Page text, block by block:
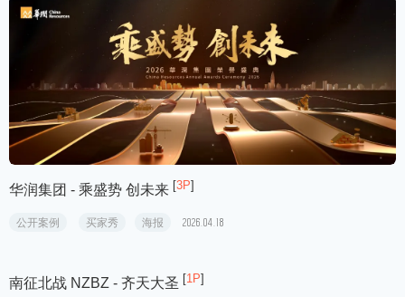
华润集团 - 乘盛势 创未来 [3P]
公开案例 买家秀 海报 2026.04.18